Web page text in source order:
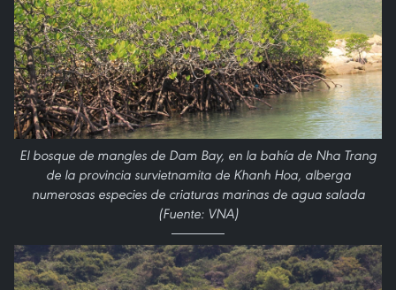
El bosque de mangles de Dam Bay, en la bahía de Nha Trang
de la provincia survietnamita de Khanh Hoa, alberga
numerosas especies de criaturas marinas de agua salada
(Fuente: VNA)